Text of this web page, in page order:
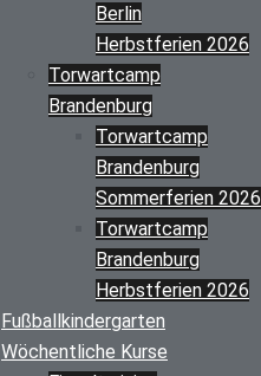
Berlin
Herbstferien 2026
Torwartcamp
Brandenburg
Torwartcamp
Brandenburg
Sommerferien 2026
Torwartcamp
Brandenburg
Herbstferien 2026
Fußballkindergarten
Wöchentliche Kurse